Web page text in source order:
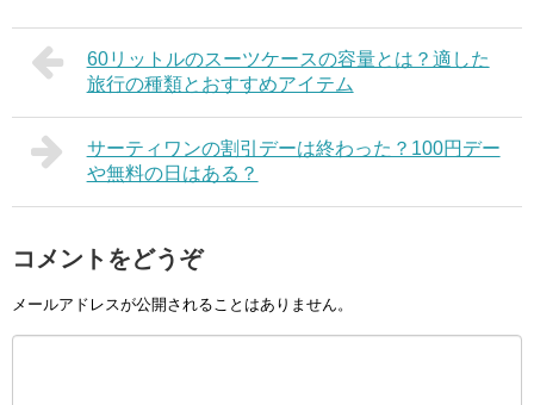
60リットルのスーツケースの容量とは？適した
旅行の種類とおすすめアイテム
サーティワンの割引デーは終わった？100円デー
や無料の日はある？
コメントをどうぞ
メールアドレスが公開されることはありません。